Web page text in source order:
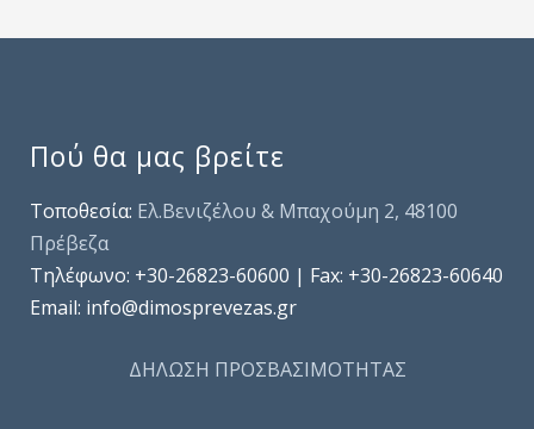
Πού θα μας βρείτε
Τοποθεσία: Ελ.Βενιζέλου & Μπαχούμη 2, 48100
Πρέβεζα
Τηλέφωνo: +30-26823-60600 | Fax: +30-26823-60640
Email: info@dimosprevezas.gr
ΔΗΛΩΣΗ ΠΡΟΣΒΑΣΙΜΟΤΗΤΑΣ